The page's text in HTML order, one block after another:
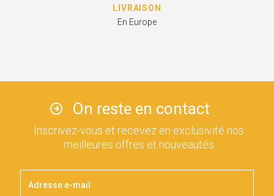
LIVRAISON
En Europe
On reste en contact
Inscrivez-vous et recevez en exclusivité nos
meilleures offres et nouveautés